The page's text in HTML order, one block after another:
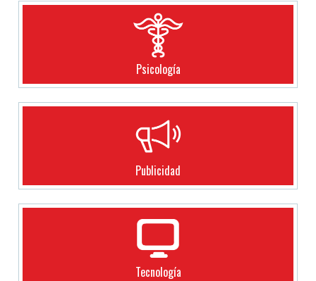
Psicología
Publicidad
Tecnología